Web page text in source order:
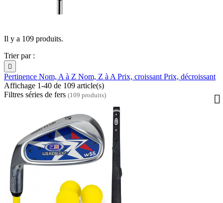
Il y a 109 produits.
Trier par :

Pertinence Nom, A à Z Nom, Z à A Prix, croissant Prix, décroissant
Affichage 1-40 de 109 article(s)
Filtres séries de fers (109 produits)